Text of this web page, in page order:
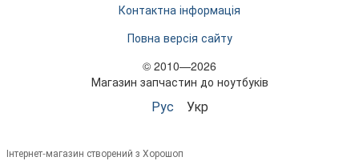
Контактна інформація
Повна версія сайту
© 2010—2026
Магазин запчастин до ноутбуків
Рус Укр
Інтернет-магазин створений з Хорошоп